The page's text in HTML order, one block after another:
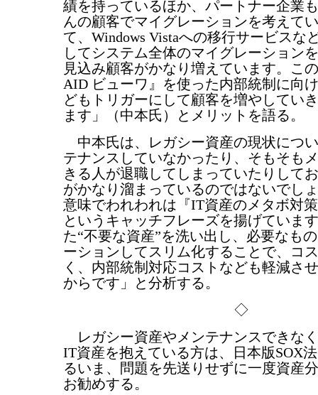
績を持っているほか、パートナー企業
んの顧客でマイグレーションを考えて
て、Windows Vistaへの移行サービスな
してシステム全体のマイグレーション
見込み顧客がかなり増えています。こ
AID ビューワ』を使った内部統制に向
どもトリガーにして顧客を増やしてい
ます」（中本氏）とメリットを語る。
中本氏は、レガシー資産の現状につ
テナンスしていなかったり、そもそも
きる人が退職してしまっていたりして
がかなり溜まっているのではないでし
意味でわれわれは『IT資産のメタボ対
というキャッチフレーズを揚げていま
た“不要な資産”を洗い出し、必要なも
ーションしてスリム化することで、コ
く、内部統制対応コストなども軽減さ
からです」と分析する。
◇
レガシー資産やメンテナンスできな
IT資産を抱えている方は、日本版SOX
るいま、問題を先送りせずに一度資産
お勧めする。